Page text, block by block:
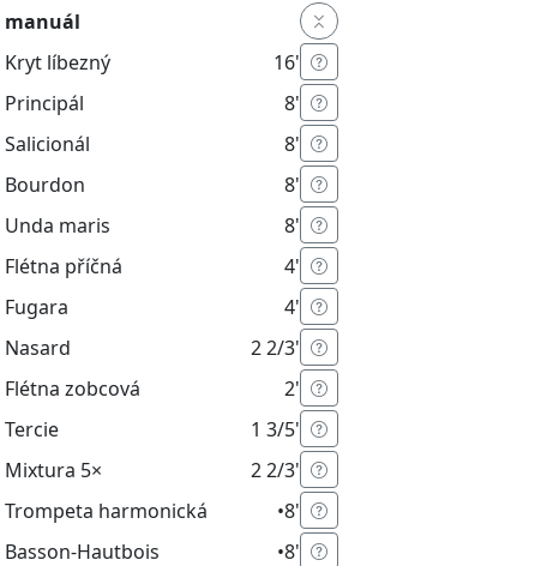
manuál
Kryt líbezný
16'
Principál
8'
Salicionál
8'
Bourdon
8'
Unda maris
8'
Flétna příčná
4'
Fugara
4'
Nasard
2 2/3'
Flétna zobcová
2'
Tercie
1 3/5'
Mixtura 5×
2 2/3'
Trompeta harmonická
•8'
Basson-Hautbois
•8'